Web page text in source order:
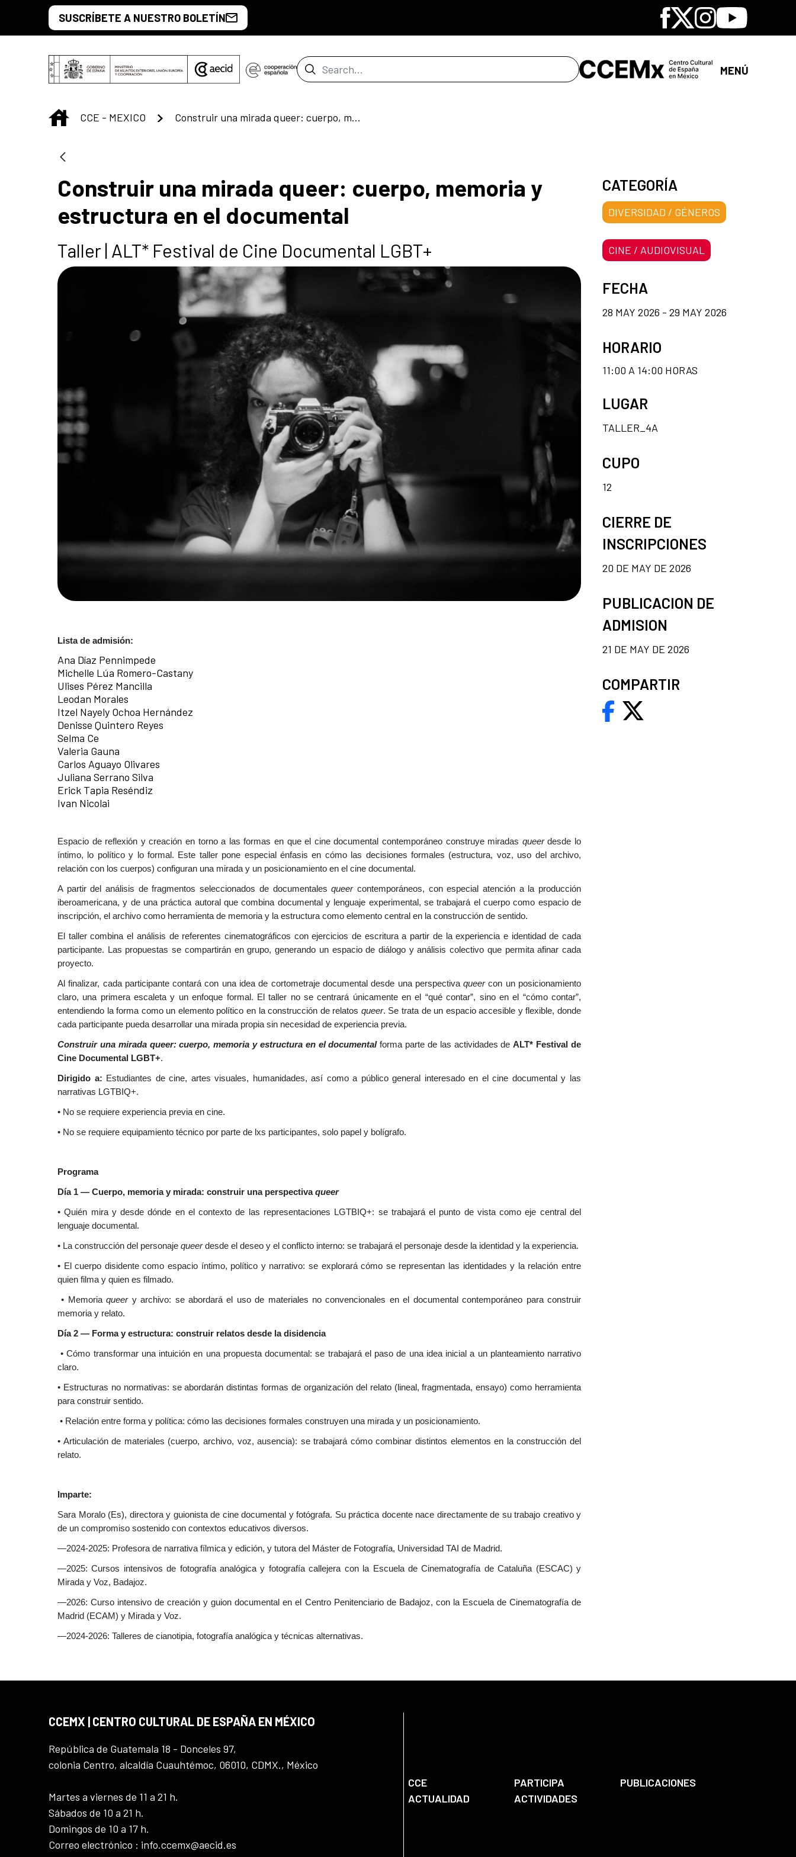
Skip to Main ContentSUSCRÍBETE A NUESTRO BOLETÍN Facebook
X Instagram
Youtube
Search Bar MENÚ
INICIO
CCE - MEXICO Construir una mirada queer: cuerpo, memoria y estructura en el documental
Construir una mirada queer: cuerpo, memoria y
estructura en el documental
Taller | ALT* Festival de Cine Documental LGBT+
Lista de admisión:
Ana Díaz Pennimpede
Michelle Lúa Romero-Castany
Ulises Pérez Mancilla
Leodan Morales
Itzel Nayely Ochoa Hernández
Denisse Quintero Reyes
Selma Ce
Valeria Gauna
Carlos Aguayo Olivares
Juliana Serrano Silva
Erick Tapia Reséndiz
Ivan Nicolai
Espacio de reflexión y creación en torno a las formas en que el cine documental contemporáneo construye miradas queerdesde lo
íntimo, lo político y lo formal. Este taller pone especial énfasis en cómo las decisiones formales (estructura, voz, uso del archivo,
relación con los cuerpos) configuran una mirada y un posicionamiento en el cine documental.
A partir del análisis de fragmentos seleccionados de documentalesqueercontemporáneos, con especial atención a la producción
iberoamericana, y de una práctica autoral que combina documental y lenguaje experimental, se trabajará el cuerpo como espacio de
inscripción, el archivo como herramienta de memoria y la estructura como elemento central en la construcción de sentido.
El taller combina el análisis de referentes cinematográficos con ejercicios de escritura a partir de la experiencia e identidad de cada
participante. Las propuestas se compartirán en grupo, generando un espacio de diálogo y análisis colectivo que permita afinar cada
proyecto.
Al finalizar, cada participante contará con una idea de cortometraje documental desde una perspectivaqueercon un posicionamiento
claro, una primera escaleta y un enfoque formal. El taller no se centrará únicamente en el “qué contar”, sino en el “cómo contar”,
entendiendo la forma como un elemento político en la construcción de relatos queer. Se trata de un espacio accesible y flexible, donde
cada participante pueda desarrollar una mirada propia sin necesidad de experiencia previa.
Construir una mirada queer: cuerpo, memoria y estructura en el documentalforma parte de las actividades deALT* Festival de
Cine Documental LGBT+.
Dirigido a: Estudiantes de cine, artes visuales, humanidades, así como a público general interesado en el cine documental y las
narrativas LGTBIQ+.
• No se requiere experiencia previa en cine.
• No se requiere equipamiento técnico por parte de lxs participantes, solo papel y bolígrafo.
Programa
Día 1 — Cuerpo, memoria y mirada: construir una perspectivaqueer
• Quién mira y desde dónde en el contexto de las representaciones LGTBIQ+: se trabajará el punto de vista como eje central del
lenguaje documental.
• La construcción del personaje queerdesde el deseo y el conflicto interno: se trabajará el personaje desde la identidad y la experiencia.
• El cuerpo disidente como espacio íntimo, político y narrativo: se explorará cómo se representan las identidades y la relación entre
quien filma y quien es filmado.
• Memoriaqueery archivo: se abordará el uso de materiales no convencionales en el documental contemporáneo para construir
memoria y relato.
Día 2 — Forma y estructura: construir relatos desde la disidencia
• Cómo transformar una intuición en una propuesta documental: se trabajará el paso de una idea inicial a un planteamiento narrativo
claro.
• Estructuras no normativas: se abordarán distintas formas de organización del relato (lineal, fragmentada, ensayo) como herramienta
para construir sentido.
• Relación entre forma y política: cómo las decisiones formales construyen una mirada y un posicionamiento.
• Articulación de materiales (cuerpo, archivo, voz, ausencia): se trabajará cómo combinar distintos elementos en la construcción del
relato.
Imparte:
Sara Moralo (Es), directora y guionista de cine documental y fotógrafa. Su práctica docente nace directamente de su trabajo creativo y
de un compromiso sostenido con contextos educativos diversos.
—2024-2025: Profesora de narrativa fílmica y edición, y tutora del Máster de Fotografía, Universidad TAI de Madrid.
—2025: Cursos intensivos de fotografía analógica y fotografía callejera con la Escuela de Cinematografía de Cataluña (ESCAC) y
Mirada y Voz, Badajoz.
—2026: Curso intensivo de creación y guion documental en el Centro Penitenciario de Badajoz, con la Escuela de Cinematografía de
Madrid (ECAM) y Mirada y Voz.
—2024-2026: Talleres de cianotipia, fotografía analógica y técnicas alternativas.
CATEGORÍA
DIVERSIDAD / GÉNEROS
CINE / AUDIOVISUAL
FECHA
28 MAY 2026 - 29 MAY 2026
HORARIO
11:00 A 14:00 HORAS
LUGAR
TALLER_4A
CUPO
12
CIERRE DE
INSCRIPCIONES
20 DE MAY DE 2026
PUBLICACION DE
ADMISION
21 DE MAY DE 2026
COMPARTIR
CCEMX | CENTRO CULTURAL DE ESPAÑA EN MÉXICO
República de Guatemala 18 - Donceles 97,
colonia Centro, alcaldía Cuauhtémoc, 06010, CDMX., México
Martes a viernes de 11 a 21 h.
Sábados de 10 a 21 h.
Domingos de 10 a 17 h.
Correo electrónico : info.ccemx@aecid.es
CCE PARTICIPA
PUBLICACIONES
ACTUALIDAD
ACTIVIDADES